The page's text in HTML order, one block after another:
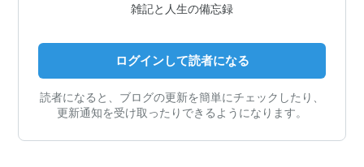
雑記と人生の備忘録
ログインして読者になる
読者になると、ブログの更新を簡単にチェックしたり、
更新通知を受け取ったりできるようになります。